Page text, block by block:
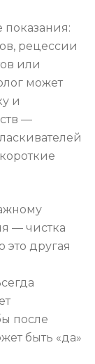
рецессии
или
может
и
—
— чистка
это другая
после
быть «да»